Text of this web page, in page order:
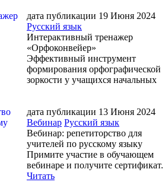
дата публикации 19 Июня 2024
Русский язык
Интерактивный тренажер
«Орфоконвейер»
Эффективный инструмент
формирования орфографической
зоркости у учащихся начальных
дата публикации 13 Июня 2024
Вебинар Русский язык
Вебинар: репетиторство для
учителей по русскому языку
Примите участие в обучающем
вебинаре и получите сертификат.
Читать